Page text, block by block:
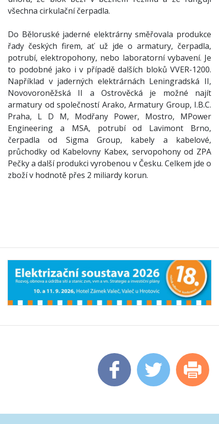
všechna cirkulační čerpadla.
Do Běloruské jaderné elektrárny směřovala produkce
řady českých firem, ať už jde o armatury, čerpadla,
potrubí, elektropohony, nebo laboratorní vybavení. Je
to podobné jako i v případě dalších bloků VVER-1200.
Například v jaderných elektrárnách Leningradská II,
Novovoroněžská II a Ostrověcká je možné najít
armatury od společností Arako, Armatury Group, I.B.C.
Praha, L D M, Modřany Power, Mostro, MPower
Engineering a MSA, potrubí od Lavimont Brno,
čerpadla od Sigma Group, kabely a kabelové,
průchodky od Kabelovny Kabex, servopohony od ZPA
Pečky a další produkci vyrobenou v Česku. Celkem jde o
zboží v hodnotě přes 2 miliardy korun.